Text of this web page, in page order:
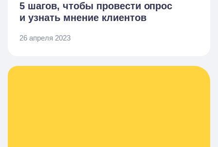
5 шагов, чтобы провести опрос
и узнать мнение клиентов
26 апреля 2023